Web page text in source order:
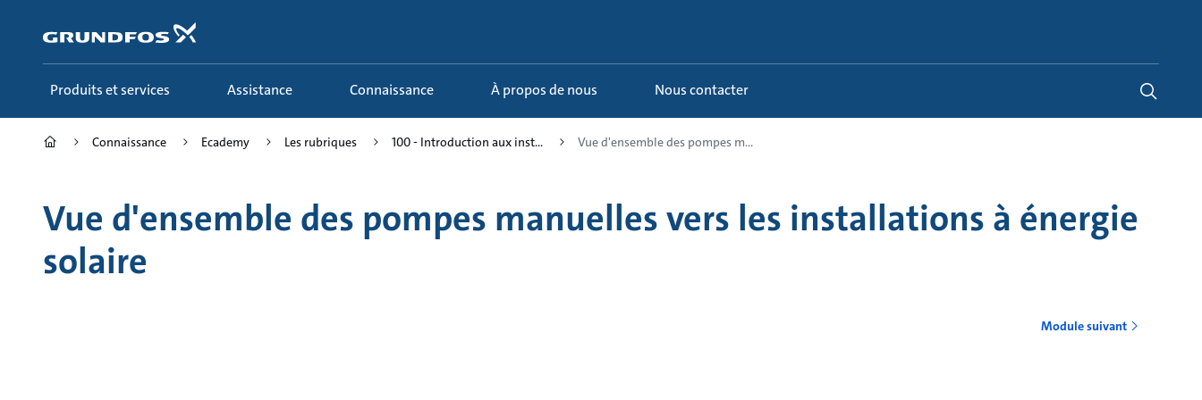
principal
Produits et services Assistance Connaissance À propos de nous Nous contacter
Connaissance Ecademy Les rubriques 100 - Introduction aux inst... Vue d'ensemble des pompes m...
Vue d'ensemble des pompes manuelles vers les installations à énergie
solaire
Module suivant